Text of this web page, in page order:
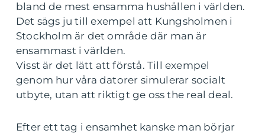
bland de mest ensamma hushållen i världen.
Det sägs ju till exempel att Kungsholmen i
Stockholm är det område där man är
ensammast i världen.
Visst är det lätt att förstå. Till exempel
genom hur våra datorer simulerar socialt
utbyte, utan att riktigt ge oss the real deal.
Efter ett tag i ensamhet kanske man börjar